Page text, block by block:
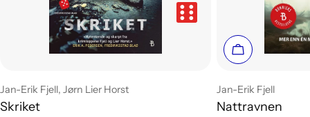
Leverandør:
Jan-Erik Fjell, Jørn Lier Horst
Skriket
Legg i
Leverandør:
Jan-Erik Fjell
Nattravnen